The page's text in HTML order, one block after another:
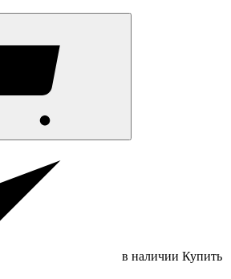
в наличии Купить